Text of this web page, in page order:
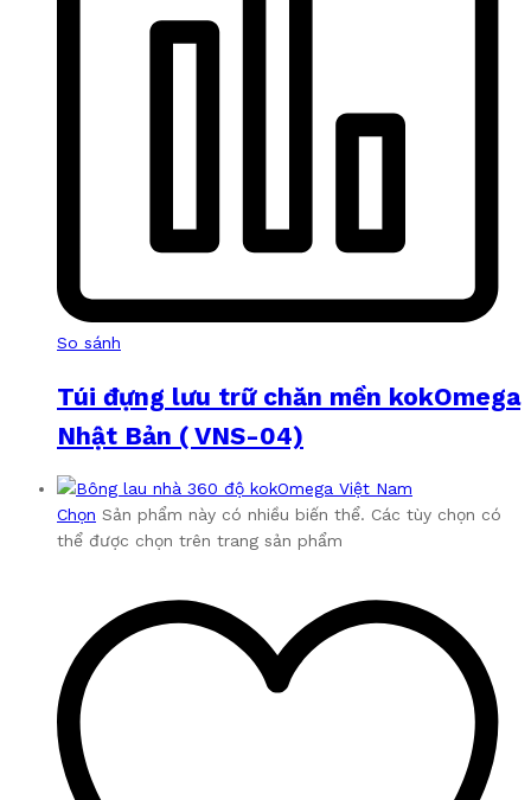
So sánh
Túi đựng lưu trữ chăn mền kokOmega
Nhật Bản ( VNS-04)
Chọn Sản phẩm này có nhiều biến thể. Các tùy chọn có
thể được chọn trên trang sản phẩm